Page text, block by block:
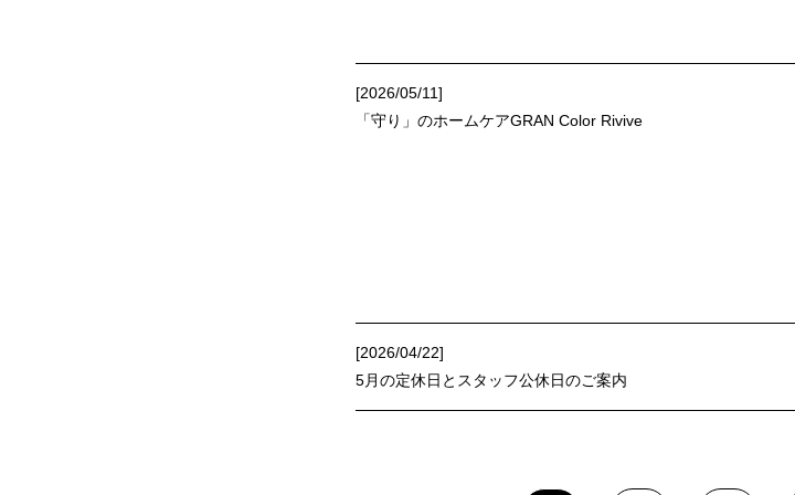
[2026/05/11]
「守り」のホームケアGRAN Color Rivive
[2026/04/22]
5月の定休日とスタッフ公休日のご案内